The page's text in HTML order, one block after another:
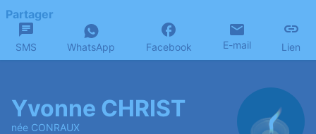
Partager
SMS WhatsApp Facebook E-mail Lien
Yvonne CHRIST
née CONRAUX